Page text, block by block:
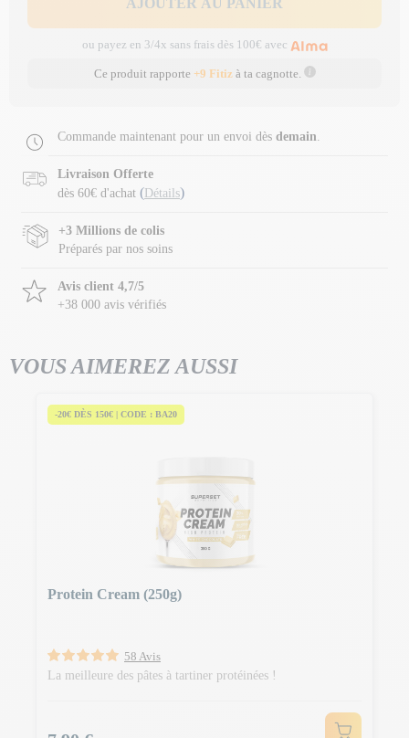
ou payez en 3/4x sans frais dès 100€ avec
Ce produit rapporte +9 Fitizà ta cagnotte.
Commande maintenant pour un envoi dès demain.
Livraison Offerte
dès 60€ d'achat ( Détails)
+3 Millions de colis
Préparés par nos soins
Avis client 4,7/5
+38 000 avis vérifiés
VOUS AIMEREZ AUSSI
-20€ DÈS 150€ | CODE : BA20
Protein Cream (250g)
58 Avis
La meilleure des pâtes à tartiner protéinées !